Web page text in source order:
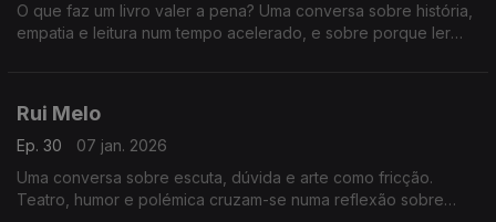
O que faz um livro valer a pena? Uma conversa sobre história,
empatia e leitura num tempo acelerado, e sobre porque ler
Rui Melo
Ep. 30
07 jan. 2026
Uma conversa sobre escuta, dúvida e arte como fricção.
Teatro, humor e polémica cruzam-se numa reflexão sobre